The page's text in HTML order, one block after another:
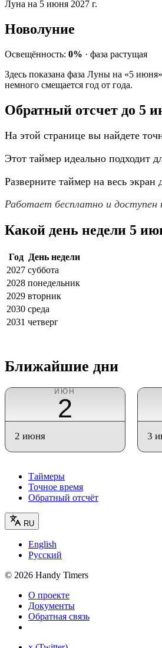
Луна на 5 июня 2027 г.
Новолуние
Освещённость: 0% · фаза растущая
Здесь показана фаза Луны на «5
немного смещается год от года.
Обратный отсчет до 5
На этой странице вы найдете
Этот таймер идеально подходит
Разверните таймер на весь
Работает бесплатно и доступен
Какой день недели 5
Год
День недели
2027 суббота
2028 понедельник
2029 вторник
2030 среда
2031 четверг
Ближайшие дни
ИЮН
2
2 июня 3
Таймеры
Точное время
Обратный отсчёт
RU
English
Русский
© 2026 Handy Timers
О проекте
Документы
Обратная связь